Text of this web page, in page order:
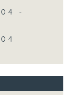
-
-